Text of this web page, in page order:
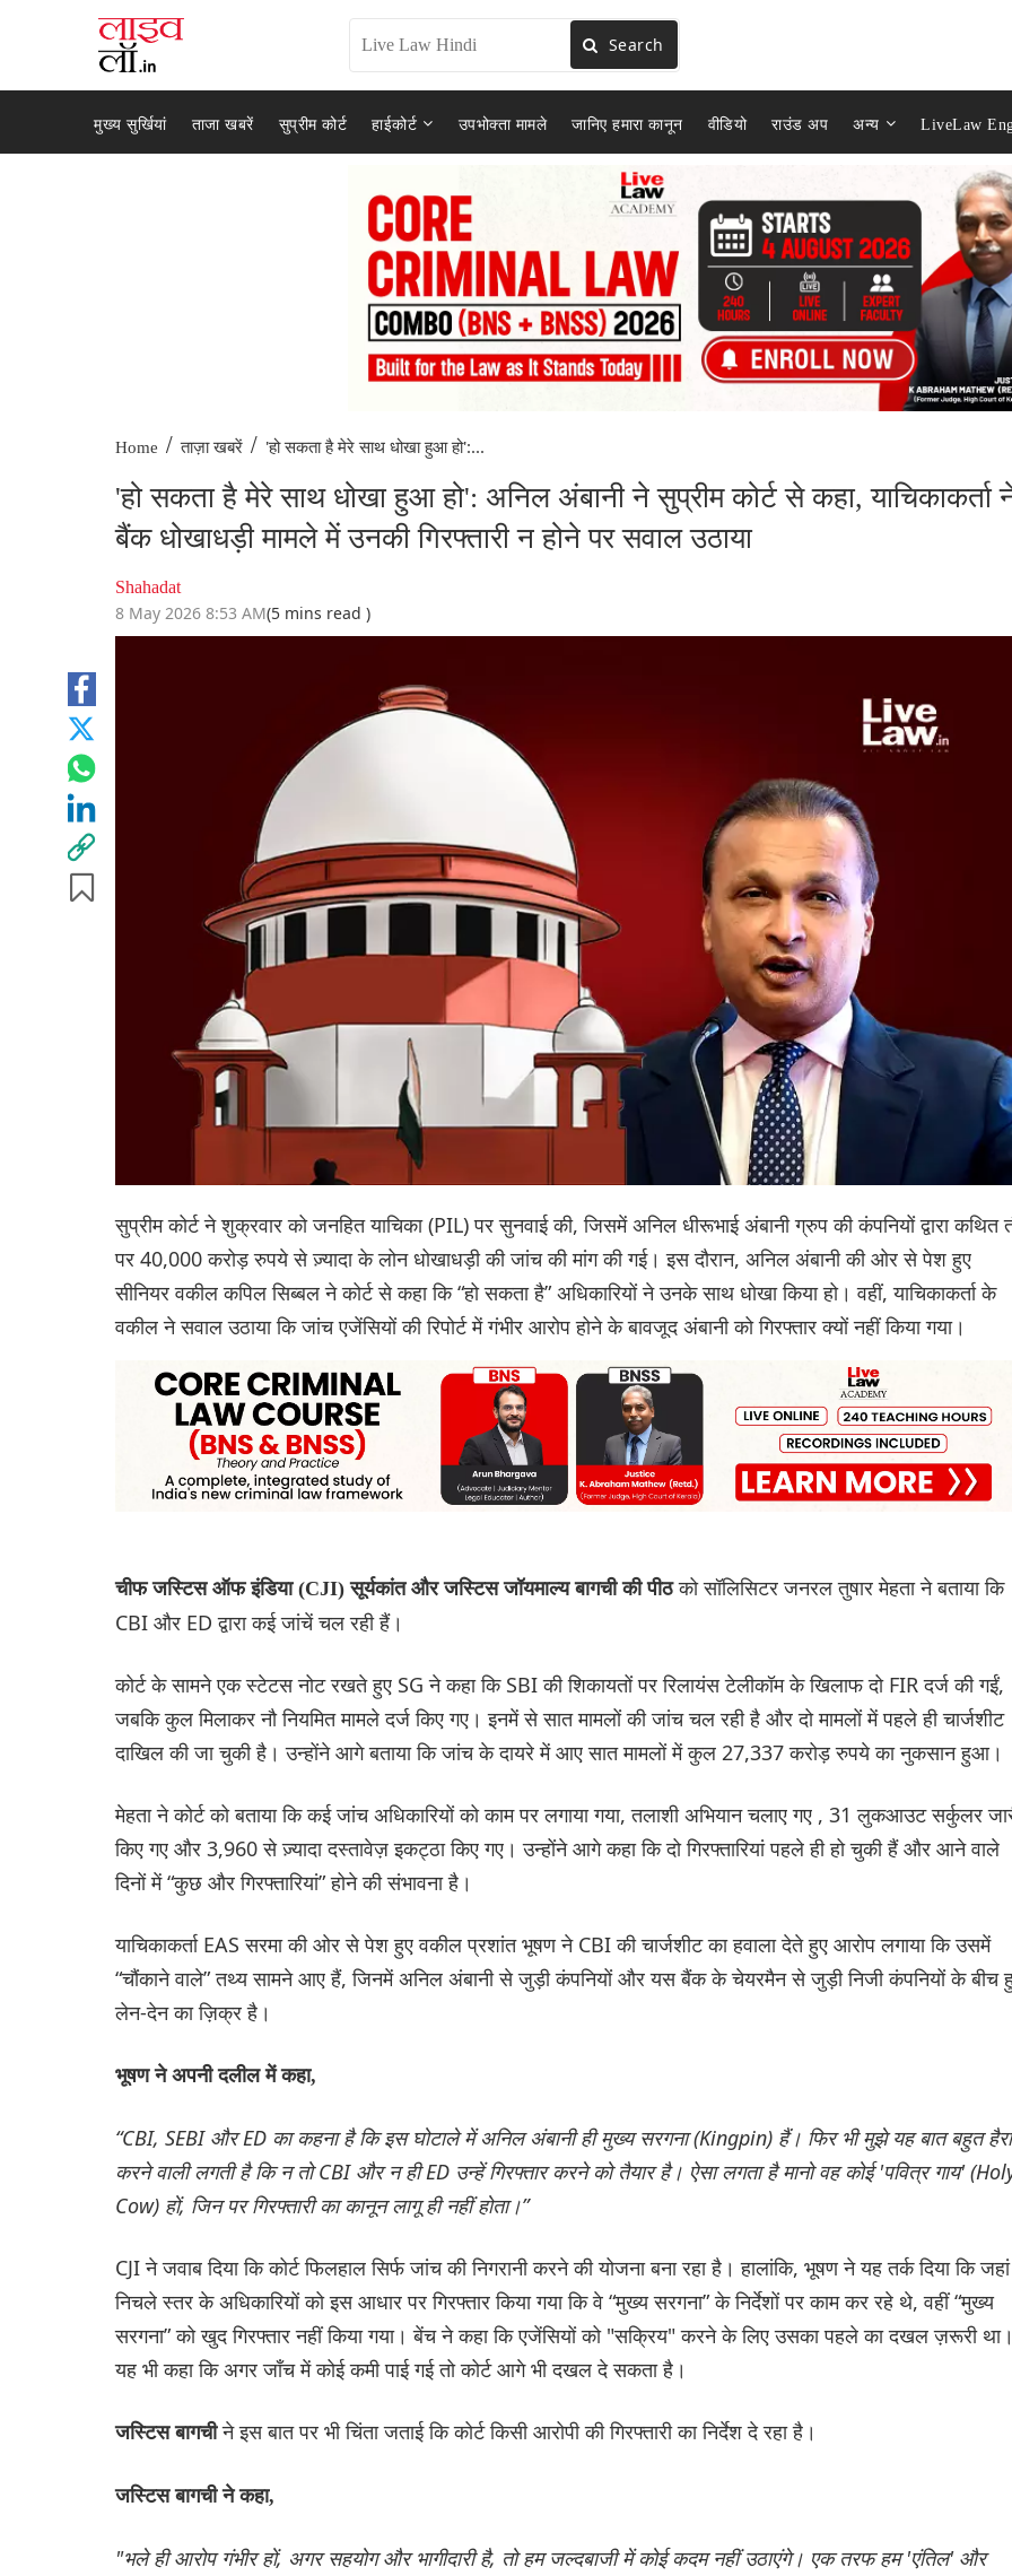
Search
मुख्य सुर्खियां ताजा खबरें सुप्रीम कोर्ट हाईकोर्ट उपभोक्ता मामले जानिए हमारा कानून वीडियो राउंड अप अन्य LiveLaw
Home / ताज़ा खबरें / 'हो सकता है मेरे साथ धोखा हुआ हो':...
'हो सकता है मेरे साथ धोखा हुआ हो': अनिल अंबानी ने सुप्रीम कोर्ट से कहा, याचिकाकर्ता
बैंक धोखाधड़ी मामले में उनकी गिरफ्तारी न होने पर सवाल उठाया
Shahadat
8 May 2026 8:53 AM(5 mins read )
सुप्रीम कोर्ट ने शुक्रवार को जनहित याचिका (PIL) पर सुनवाई की, जिसमें अनिल धीरूभाई अंबानी ग्रुप की कंपनियों द्वारा कथित
पर 40,000 करोड़ रुपये से ज़्यादा के लोन धोखाधड़ी की जांच की मांग की गई। इस दौरान, अनिल अंबानी की ओर से पेश हुए
सीनियर वकील कपिल सिब्बल ने कोर्ट से कहा कि “हो सकता है” अधिकारियों ने उनके साथ धोखा किया हो। वहीं, याचिकाकर्ता के
वकील ने सवाल उठाया कि जांच एजेंसियों की रिपोर्ट में गंभीर आरोप होने के बावजूद अंबानी को गिरफ्तार क्यों नहीं किया गया।
चीफ जस्टिस ऑफ इंडिया (CJI) सूर्यकांत और जस्टिस जॉयमाल्य बागची की पीठको सॉलिसिटर जनरल तुषार मेहता ने बताया कि
CBI और ED द्वारा कई जांचें चल रही हैं।
कोर्ट के सामने एक स्टेटस नोट रखते हुए SG ने कहा कि SBI की शिकायतों पर रिलायंस टेलीकॉम के खिलाफ दो FIR दर्ज की गईं,
जबकि कुल मिलाकर नौ नियमित मामले दर्ज किए गए। इनमें से सात मामलों की जांच चल रही है और दो मामलों में पहले ही चार्जशीट
दाखिल की जा चुकी है। उन्होंने आगे बताया कि जांच के दायरे में आए सात मामलों में कुल 27,337 करोड़ रुपये का नुकसान हुआ।
मेहता ने कोर्ट को बताया कि कई जांच अधिकारियों को काम पर लगाया गया, तलाशी अभियान चलाए गए , 31 लुकआउट सर्कुलर
किए गए और 3,960 से ज़्यादा दस्तावेज़ इकट्ठा किए गए। उन्होंने आगे कहा कि दो गिरफ्तारियां पहले ही हो चुकी हैं और आने वाले
दिनों में “कुछ और गिरफ्तारियां” होने की संभावना है।
याचिकाकर्ता EAS सरमा की ओर से पेश हुए वकील प्रशांत भूषण ने CBI की चार्जशीट का हवाला देते हुए आरोप लगाया कि उसमें
“चौंकाने वाले” तथ्य सामने आए हैं, जिनमें अनिल अंबानी से जुड़ी कंपनियों और यस बैंक के चेयरमैन से जुड़ी निजी कंपनियों के बीच
लेन-देन का ज़िक्र है।
भूषण ने अपनी दलील में कहा,
“CBI, SEBI और ED का कहना है कि इस घोटाले में अनिल अंबानी ही मुख्य सरगना (Kingpin) हैं। फिर भी मुझे यह बात बहुत
करने वाली लगती है कि न तो CBI और न ही ED उन्हें गिरफ्तार करने को तैयार है। ऐसा लगता है मानो वह कोई 'पवित्र गाय'
Cow) हों, जिन पर गिरफ्तारी का कानून लागू ही नहीं होता।”
CJI ने जवाब दिया कि कोर्ट फिलहाल सिर्फ जांच की निगरानी करने की योजना बना रहा है। हालांकि, भूषण ने यह तर्क दिया कि जहां
निचले स्तर के अधिकारियों को इस आधार पर गिरफ्तार किया गया कि वे “मुख्य सरगना” के निर्देशों पर काम कर रहे थे, वहीं “मुख्य
सरगना” को खुद गिरफ्तार नहीं किया गया। बेंच ने कहा कि एजेंसियों को "सक्रिय" करने के लिए उसका पहले का दखल ज़रूरी
यह भी कहा कि अगर जाँच में कोई कमी पाई गई तो कोर्ट आगे भी दखल दे सकता है।
जस्टिस बागचीने इस बात पर भी चिंता जताई कि कोर्ट किसी आरोपी की गिरफ्तारी का निर्देश दे रहा है।
जस्टिस बागची ने कहा,
"भले ही आरोप गंभीर हों, अगर सहयोग और भागीदारी है, तो हम जल्दबाजी में कोई कदम नहीं उठाएंगे। एक तरफ हम 'एंतिल' और